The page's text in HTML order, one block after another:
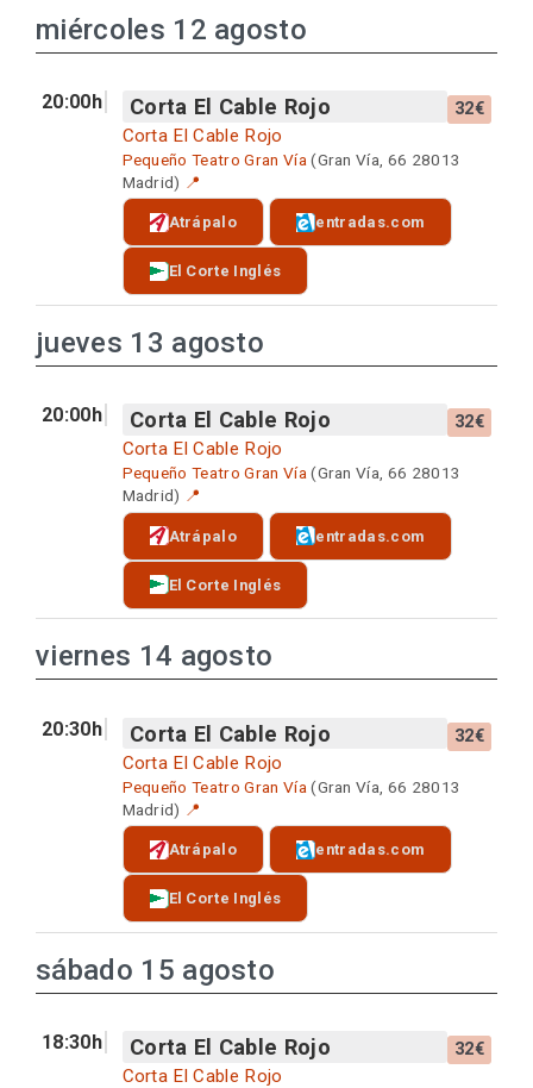
miércoles 12 agosto
20:00h Corta El Cable Rojo 32€
Corta El Cable Rojo
Pequeño Teatro Gran Vía (Gran Vía, 66 28013
Madrid) 📍
Atrápalo entradas.com
El Corte Inglés
jueves 13 agosto
20:00h Corta El Cable Rojo 32€
Corta El Cable Rojo
Pequeño Teatro Gran Vía(Gran Vía, 66 28013
Madrid) 📍
Atrápalo entradas.com
El Corte Inglés
viernes 14 agosto
20:30h Corta El Cable Rojo 32€
Corta El Cable Rojo
Pequeño Teatro Gran Vía (Gran Vía, 66 28013
Madrid) 📍
Atrápalo entradas.com
El Corte Inglés
sábado 15 agosto
18:30h Corta El Cable Rojo 32€
Corta El Cable Rojo